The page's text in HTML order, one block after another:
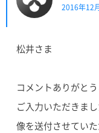
2016年12
松井さま
コメントありがと
ご入力いただきま
像を送付させていた